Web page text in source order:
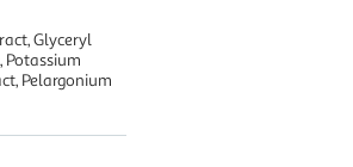
Glyceryl
Potassium
Pelargonium